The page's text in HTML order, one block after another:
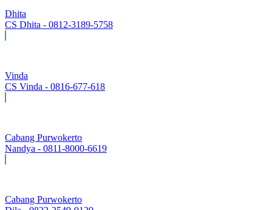
Dhita
CS Dhita - 0812-3189-5758
Vinda
CS Vinda - 0816-677-618
Cabang Purwokerto
Nandya - 0811-8000-6619
Cabang Purwokerto